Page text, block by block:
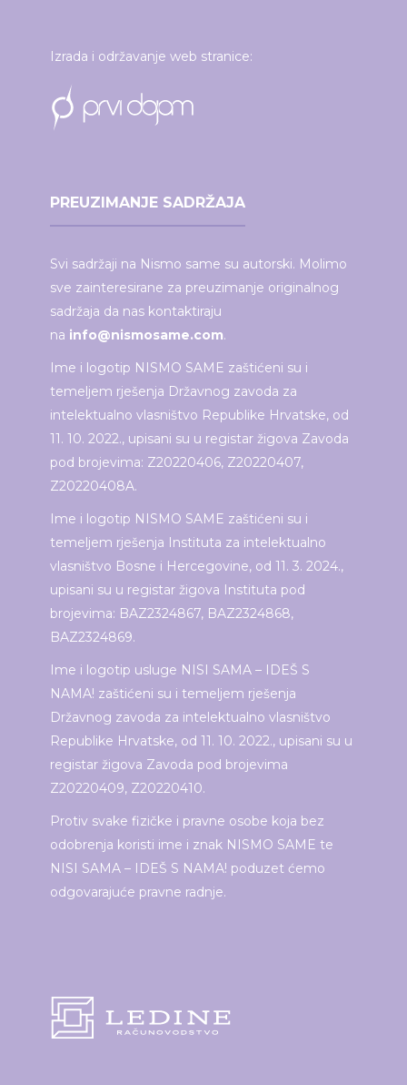
Izrada i održavanje web stranice:
PREUZIMANJE SADRŽAJA
Svi sadržaji na Nismo same su autorski. Molimo
sve zainteresirane za preuzimanje originalnog
sadržaja da nas kontaktiraju
na info@nismosame.com.
Ime i logotip NISMO SAME zaštićeni su i
temeljem rješenja Državnog zavoda za
intelektualno vlasništvo Republike Hrvatske, od
11. 10. 2022., upisani su u registar žigova Zavoda
pod brojevima: Z20220406, Z20220407,
Z20220408A.
Ime i logotip NISMO SAME zaštićeni su i
temeljem rješenja Instituta za intelektualno
vlasništvo Bosne i Hercegovine, od 11. 3. 2024.,
upisani su u registar žigova Instituta pod
brojevima: BAZ2324867, BAZ2324868,
BAZ2324869.
Ime i logotip usluge NISI SAMA – IDEŠ S
NAMA! zaštićeni su i temeljem rješenja
Državnog zavoda za intelektualno vlasništvo
Republike Hrvatske, od 11. 10. 2022., upisani su u
registar žigova Zavoda pod brojevima
Z20220409, Z20220410.
Protiv svake fizičke i pravne osobe koja bez
odobrenja koristi ime i znak NISMO SAME te
NISI SAMA – IDEŠ S NAMA! poduzet ćemo
odgovarajuće pravne radnje.